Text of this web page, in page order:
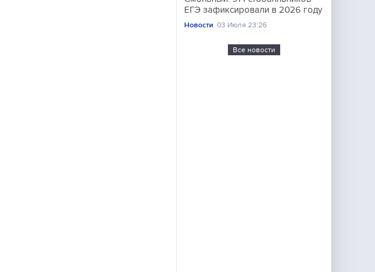
ЕГЭ зафиксировали в 2026 году
Новости 03 Июля 23:26
Все новости